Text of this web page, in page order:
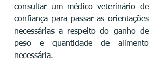
consultar um médico veterinário de
confiança para passar as orientações
necessárias a respeito do ganho de
peso e quantidade de alimento
necessária.